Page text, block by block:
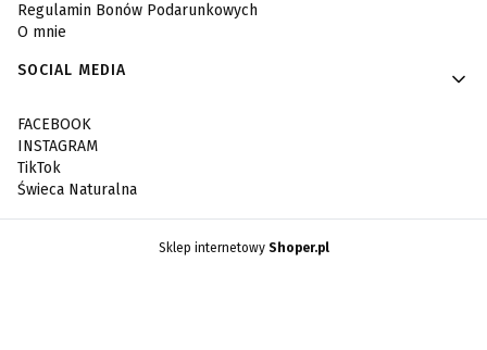
Regulamin Bonów Podarunkowych
O mnie
SOCIAL MEDIA
FACEBOOK
INSTAGRAM
TikTok
Świeca Naturalna
Sklep internetowy Shoper.pl